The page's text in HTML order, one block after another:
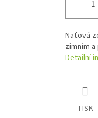
Naťová
zimním
Detailní
TISK